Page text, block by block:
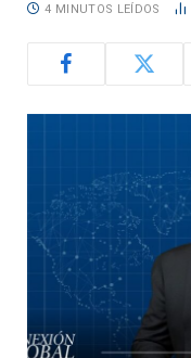
4 MINUTOS LEÍDOS